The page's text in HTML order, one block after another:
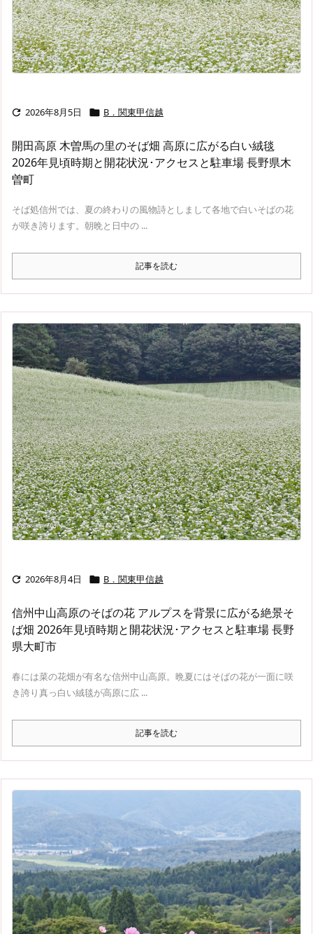
 2026年8月5日  B．関東甲信越
開田高原 木曽馬の里のそば畑 高原に広がる白い絨毯
2026年見頃時期と開花状況･アクセスと駐車場 長野県木
曽町
そば処信州では、夏の終わりの風物詩としまして各地で白いそばの花
が咲き誇ります。朝晩と日中の ...
記事を読む
 2026年8月4日  B．関東甲信越
信州中山高原のそばの花 アルプスを背景に広がる絶景そ
ば畑 2026年見頃時期と開花状況･アクセスと駐車場 長野
県大町市
春には菜の花畑が有名な信州中山高原。晩夏にはそばの花が一面に咲
き誇り真っ白い絨毯が高原に広 ...
記事を読む